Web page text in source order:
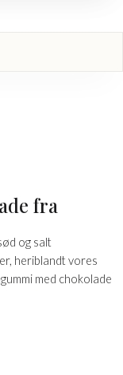
fra
og salt
heriblandt vores
med chokolade